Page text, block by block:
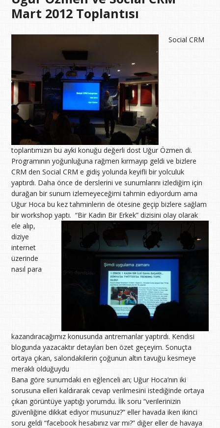
Mart 2012 Toplantısı
Social CRM
toplantımızın bu ayki konuğu değerli dost Uğur Özmen di.
Programının yoğunluğuna rağmen kırmayıp geldi ve bizlere
CRM den Social CRM e gidiş yolunda keyifli bir yolculuk
yaptırdı. Daha önce de derslerini ve sunumlarını izlediğim için
durağan bir sunum izlemeyeceğimi tahmin ediyordum ama
Uğur Hoca bu kez tahminlerin de ötesine geçip bizlere sağlam
bir workshop yaptı. “Bir Kadın Bir Erkek” dizisini olay olarak
ele alıp,
diziye
internet
üzerinde
nasıl para
kazandıracağımız konusunda antremanlar yaptırdı. Kendisi
blogunda yazacaktır detayları ben özet geçeyim. Sonuçta
ortaya çıkan, salondakilerin çoğunun altın tavuğu kesmeye
meraklı olduğuydu
Bana göre sunumdaki en eğlenceli an; Uğur Hoca’nın iki
sorusuna elleri kaldırarak cevap verilmesini istediğinde ortaya
çıkan görüntüye yaptığı yorumdu. İlk soru “verilerinizin
güvenliğine dikkat ediyor musunuz?” eller havada iken ikinci
soru geldi “facebook hesabınız var mı?” diğer eller de havaya